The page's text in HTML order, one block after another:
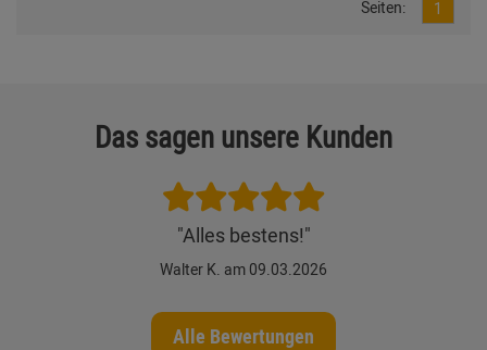
Seiten: 1
Das sagen unsere Kunden
"Alles bestens!"
Walter K. am 09.03.2026
Alle Bewertungen